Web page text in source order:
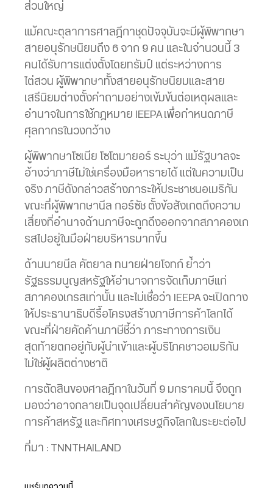
ส่วนใหญ่
แม้คณะตุลาการศาลฎีกาชุดปัจจุบันจะมีผู้พิพากษา
สายอนุรักษนิยมถึง 6 จาก 9 คน และในจำนวนนี้ 3
คนได้รับการแต่งตั้งโดยทรัมป์ แต่ระหว่างการ
ไต่สวน ผู้พิพากษาทั้งสายอนุรักษนิยมและสาย
เสรีนิยมต่างตั้งคำถามอย่างเข้มข้นต่อเหตุผลและ
อำนาจในการใช้กฎหมาย IEEPA เพื่อกำหนดภาษี
ศุลกากรในวงกว้าง
ผู้พิพากษาโซเนีย โซโตมายอร์ ระบุว่า แม้รัฐบาลจะ
อ้างว่าภาษีไม่ใช่เครื่องมือหารายได้ แต่ในความเป็น
จริง ภาษีดังกล่าวสร้างภาระให้ประชาชนอเมริกัน
ขณะที่ผู้พิพากษานีล กอร์ซัช ตั้งข้อสังเกตถึงความ
เสี่ยงที่อำนาจด้านภาษีจะถูกดึงออกจากสภาคองเก
รสไปอยู่ในมือฝ่ายบริหารมากขึ้น
ด้านนายนีล คัตยาล ทนายฝ่ายโจทก์ ย้ำว่า
รัฐธรรมนูญสหรัฐให้อำนาจการจัดเก็บภาษีแก่
สภาคองเกรสเท่านั้น และไม่เชื่อว่า IEEPA จะเปิดทาง
ให้ประธานาธิบดีรื้อโครงสร้างภาษีการค้าโลกได้
ขณะที่ฝ่ายคัดค้านภาษีชี้ว่า ภาระทางการเงิน
สุดท้ายตกอยู่กับผู้นำเข้าและผู้บริโภคชาวอเมริกัน
ไม่ใช่ผู้ผลิตต่างชาติ
การตัดสินของศาลฎีกาในวันที่ 9 มกราคมนี้ จึงถูก
มองว่าอาจกลายเป็นจุดเปลี่ยนสำคัญของนโยบาย
การค้าสหรัฐ และทิศทางเศรษฐกิจโลกในระยะต่อไป
ที่มา : TNNTHAILAND